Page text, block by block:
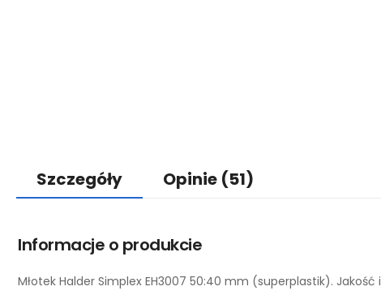
Szczegóły Opinie (51)
Informacje o produkcie
Młotek Halder Simplex EH3007 50:40 mm (superplastik). Jakość i